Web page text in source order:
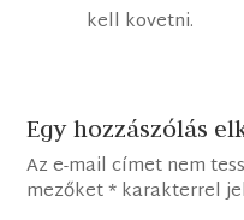
kell kovetni.
Egy hozzászólás
Az e-mail címet nem
mezőket*karakterrel